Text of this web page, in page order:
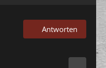
Antworten